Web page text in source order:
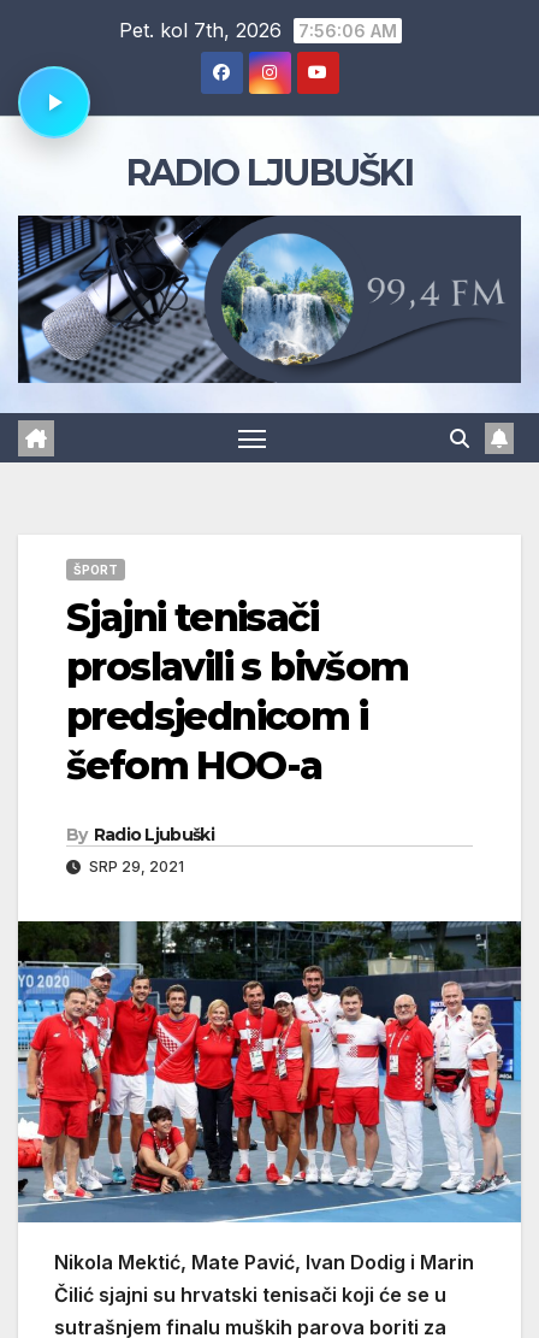
content
Pet. kol 7th, 2026 7:56:06 AM
RADIO LJUBUŠKI
ŠPORT
Sjajni tenisači
proslavili s bivšom
predsjednicom i
šefom HOO-a
By Radio Ljubuški
SRP 29, 2021
Nikola Mektić, Mate Pavić, Ivan Dodig i Marin
Čilić sjajni su hrvatski tenisači koji će se u
sutrašnjem finalu muških parova boriti za